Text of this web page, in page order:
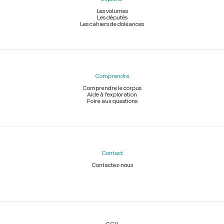
Les volumes
Les députés
Les cahiers de doléances
Comprendre
Comprendre le corpus
Aide à l'exploration
Foire aux questions
Contact
Contactez-nous
Légal